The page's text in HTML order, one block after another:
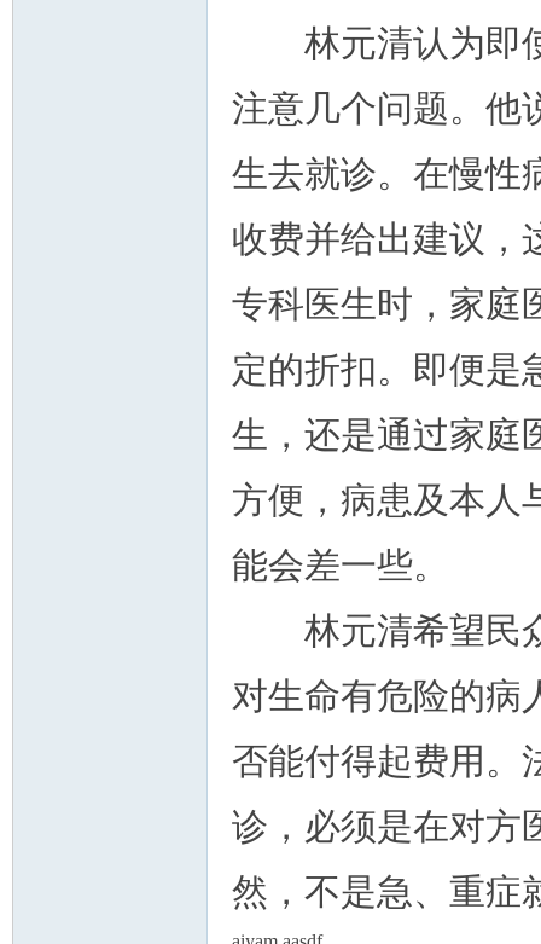
林元清认为即使
注意几个问题。他
生去就诊。在慢性
收费并给出建议，
专科医生时，家庭
定的折扣。即便是
生，还是通过家庭
方便，病患及本人
能会差一些。
林元清希望民众
对生命有危险的病
否能付得起费用。
诊，必须是在对方
然，不是急、重症